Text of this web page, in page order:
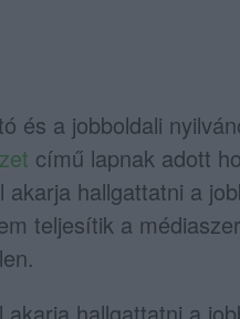
és a jobboldali
című lapnak adott
akarja hallgattatni a
teljesítik a
akarja hallgattatni a